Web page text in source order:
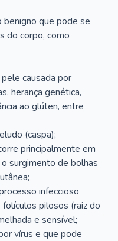
benigno que pode se
do corpo, como
causada por
herança genética,
ao glúten, entre
(caspa);
principalmente em
surgimento de bolhas
infeccioso
pilosos (raiz do
e sensível;
vírus e que pode